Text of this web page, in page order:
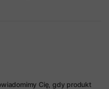
Cię, gdy produkt